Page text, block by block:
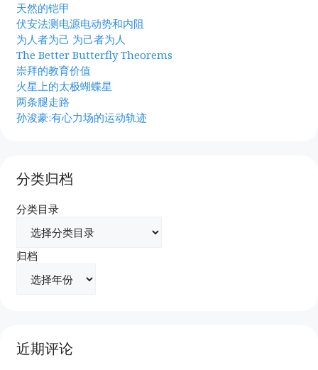
天然的铠甲
伏安法测电源电动势和内阻
为人者为己 为己者为人
The Better Butterfly Theorems
崇拜的教育价值
火星上的太极蝴蝶星
两条腿走路
孙浚豪:有心力场的运动轨迹
分类归档
分类目录
归档
近期评论